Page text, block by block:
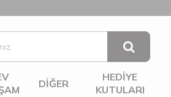
DIĞER
HEDIYE
KUTULARI